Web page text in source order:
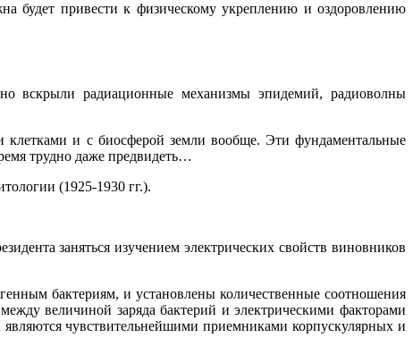
будет привести к физическому укреплению и оздоровлению
вскрыли радиационные механизмы эпидемий, радиоволны
клетками и с биосферой земли вообще. Эти фундаментальные
трудно даже предвидеть…
(1925-1930 гг.).
заняться изучением электрических свойств виновников
бактериям, и установлены количественные соотношения
величиной заряда бактерий и электрическими факторами
чувствительнейшими приемниками корпускулярных и